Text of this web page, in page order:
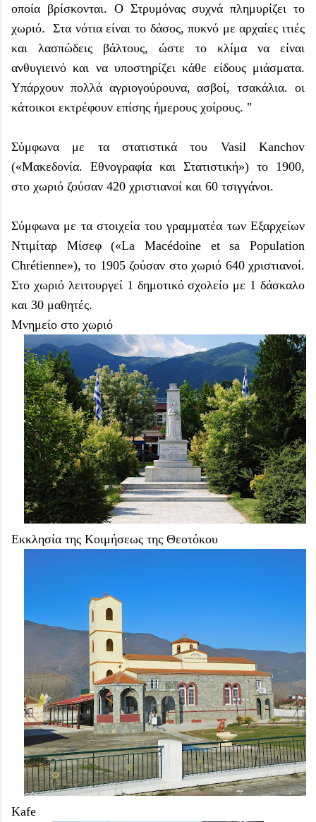
οποία βρίσκονται. Ο Στρυμόνας συχνά πλημυρίζει το
χωριό. Στα νότια είναι το δάσος, πυκνό με αρχαίες ιτιές
και λασπώδεις βάλτους, ώστε το κλίμα να είναι
ανθυγιεινό και να υποστηρίζει κάθε είδους μιάσματα.
Υπάρχουν πολλά αγριογούρουνα, ασβοί, τσακάλια. οι
κάτοικοι εκτρέφουν επίσης ήμερους χοίρους. "
Σύμφωνα με τα στατιστικά του Vasil Kanchov
(«Μακεδονία. Εθνογραφία και Στατιστική») το 1900,
στο χωριό ζούσαν 420 χριστιανοί και 60 τσιγγάνοι.
Σύμφωνα με τα στοιχεία του γραμματέα των Εξαρχείων
Ντιμίταρ Μίσεφ («La Macédoine et sa Population
Chrétienne»), το 1905 ζούσαν στο χωριό 640 χριστιανοί.
Στο χωριό λειτουργεί 1 δημοτικό σχολείο με 1 δάσκαλο
και 30 μαθητές.
Μνημείο στο χωριό
Εκκλησία της Κοιμήσεως της Θεοτόκου
Kafe